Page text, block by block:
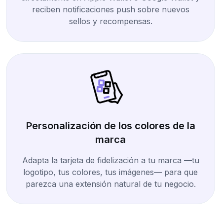
reciben notificaciones push sobre nuevos
sellos y recompensas.
Personalización de los colores de la
marca
Adapta la tarjeta de fidelización a tu marca —tu
logotipo, tus colores, tus imágenes— para que
parezca una extensión natural de tu negocio.